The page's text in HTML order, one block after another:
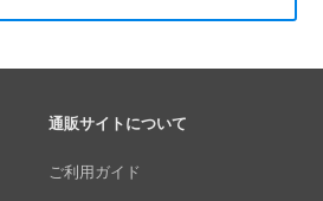
通販サイトについて
ご利用ガイド